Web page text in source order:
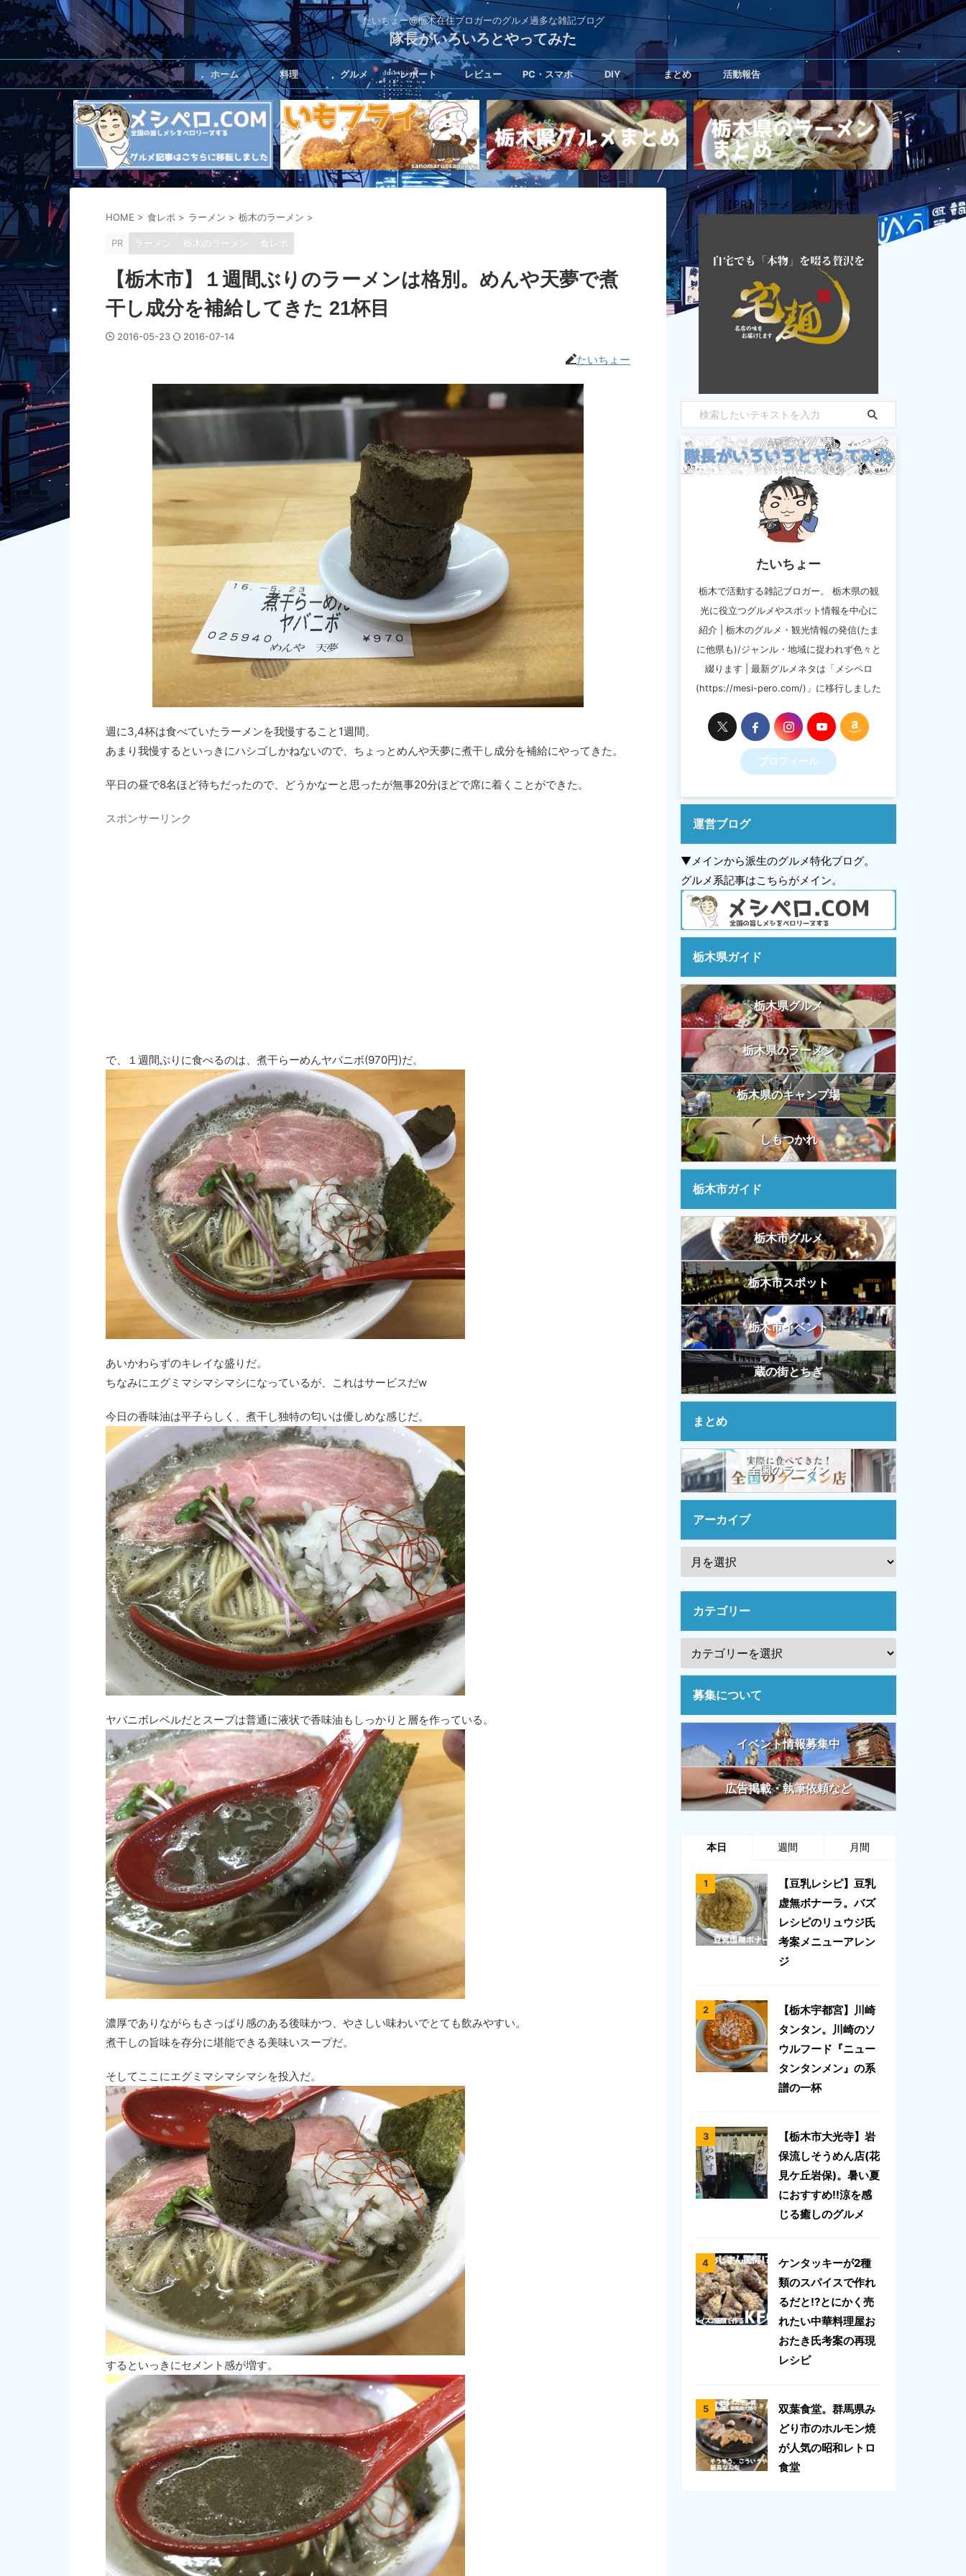
たいちょー@栃木在住ブロガーのグルメ過多な雑記ブログ
隊長がいろいろとやってみた
ホーム 料理 グルメ レポート レビュー PC・スマホ DIY まとめ 活動報告
HOME > 食レポ > ラーメン > 栃木のラーメン >
PR ラーメン 栃木のラーメン 食レポ
【栃木市】１週間ぶりのラーメンは格別。めんや天夢で煮
干し成分を補給してきた 21杯目
2016-05-23 2016-07-14
たいちょー
週に3,4杯は食べていたラーメンを我慢すること1週間。
あまり我慢するといっきにハシゴしかねないので、ちょっとめんや天夢に煮干し成分を補給にやってきた。
平日の昼で8名ほど待ちだったので、どうかなーと思ったが無事20分ほどで席に着くことができた。
スポンサーリンク
で、１週間ぶりに食べるのは、煮干らーめんヤバニボ(970円)だ。
あいかわらずのキレイな盛りだ。
ちなみにエグミマシマシマシになっているが、これはサービスだw
今日の香味油は平子らしく、煮干し独特の匂いは優しめな感じだ。
ヤバニボレベルだとスープは普通に液状で香味油もしっかりと層を作っている。
濃厚でありながらもさっぱり感のある後味かつ、やさしい味わいでとても飲みやすい。
煮干しの旨味を存分に堪能できる美味いスープだ。
そしてここにエグミマシマシマシを投入だ。
するといっきにセメント感が増す。
【PR】ラーメンお取り寄せ
たいちょー
栃木で活動する雑記ブロガー。 栃木県の観
光に役立つグルメやスポット情報を中心に
紹介 | 栃木のグルメ・観光情報の発信(たま
に他県も)/ジャンル・地域に捉われず色々と
綴ります | 最新グルメネタは「メシペロ
(https://mesi-pero.com/)」に移行しました
プロフィール
運営ブログ
▼メインから派生のグルメ特化ブログ。
グルメ系記事はこちらがメイン。
栃木県ガイド
栃木県グルメ
栃木県のラーメン
栃木県のキャンプ場
しもつかれ
栃木市ガイド
栃木市グルメ
栃木市スポット
栃木市イベント
蔵の街とちぎ
まとめ
全国のラーメン
アーカイブ
カテゴリー
募集について
イベント情報募集中
広告掲載・執筆依頼など
本日 週間 月間
【豆乳レシピ】豆乳
虚無ボナーラ。バズ
レシピのリュウジ氏
考案メニューアレン
ジ
【栃木宇都宮】川崎
タンタン。川崎のソ
ウルフード『ニュー
タンタンメン』の系
譜の一杯
【栃木市大光寺】岩
保流しそうめん店(花
見ケ丘岩保)。暑い夏
におすすめ!!涼を感
じる癒しのグルメ
ケンタッキーが2種
類のスパイスで作れ
るだと!?とにかく売
れたい中華料理屋お
おたき氏考案の再現
レシピ
双葉食堂。群馬県み
どり市のホルモン焼
が人気の昭和レトロ
食堂